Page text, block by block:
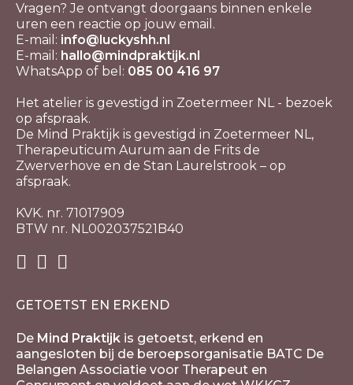
Vragen? Je ontvangt doorgaans binnen enkele
uren een reactie op jouw email.
E-mail: info@luckyshh.nl
E-mail: hallo@mindpraktijk.nl
WhatsApp of bel: 085 00 416 97
Het atelier is gevestigd in Zoetermeer NL - bezoek
op afspraak.
De Mind Praktijk is gevestigd in Zoetermeer NL,
Therapeuticum Aurum aan de Frits de
Zwerverhove en de Stan Laurelstrook – op
afspraak.
KVK. nr. 71017909
BTW nr. NL002037521B40
GETOETST EN ERKEND
De Mind Praktijk is getoetst, erkend en
aangesloten bij de beroepsorganisatie BATC De
Belangen Associatie voor Therapeut en